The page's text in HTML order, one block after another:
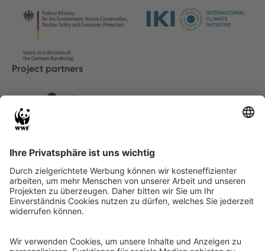
Project partners